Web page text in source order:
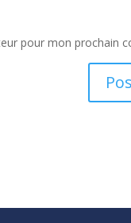
pour mon prochain